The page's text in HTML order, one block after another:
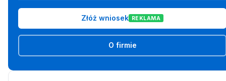
Złóż wniosek REKLAMA
O firmie